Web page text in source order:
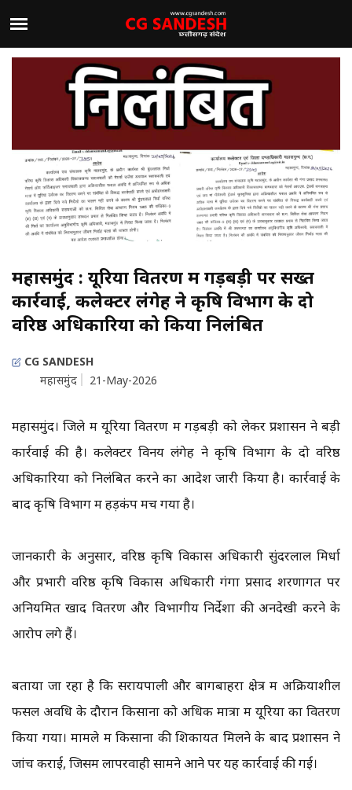
महासमुंद : यूरिया वितरण में गड़बड़ी पर सख्त
कार्रवाई, कलेक्टर लंगेह ने कृषि विभाग के दो
वरिष्ठ अधिकारियों को किया निलंबित
CG SANDESH
महासमुंद
21-May-2026
महासमुंद। जिले में यूरिया वितरण में गड़बड़ी को लेकर प्रशासन ने बड़ी
कार्रवाई की है। कलेक्टर विनय लंगेह ने कृषि विभाग के दो वरिष्ठ
अधिकारियों को निलंबित करने का आदेश जारी किया है। कार्रवाई के
बाद कृषि विभाग में हड़कंप मच गया है।
जानकारी के अनुसार, वरिष्ठ कृषि विकास अधिकारी सुंदरलाल मिर्धा
और प्रभारी वरिष्ठ कृषि विकास अधिकारी गंगा प्रसाद शरणागत पर
अनियमित खाद वितरण और विभागीय निर्देशों की अनदेखी करने के
आरोप लगे हैं।
बताया जा रहा है कि सरायपाली और बागबाहरा क्षेत्र में अक्रियाशील
फसल अवधि के दौरान किसानों को अधिक मात्रा में यूरिया का वितरण
किया गया। मामले में किसानों की शिकायत मिलने के बाद प्रशासन ने
जांच कराई, जिसमें लापरवाही सामने आने पर यह कार्रवाई की गई।